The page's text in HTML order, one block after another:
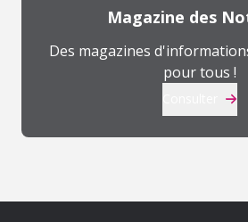
Magazine des
Des magazines
pour tous !